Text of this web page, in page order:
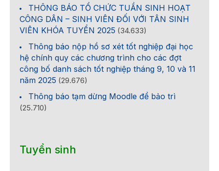
THÔNG BÁO TỔ CHỨC TUẦN SINH HOẠT
CÔNG DÂN – SINH VIÊN ĐỐI VỚI TÂN SINH
VIÊN KHÓA TUYỂN 2025 (34.633)
Thông báo nộp hồ sơ xét tốt nghiệp đại học
hệ chính quy các chương trình cho các đợt
công bố danh sách tốt nghiệp tháng 9, 10 và 11
năm 2025 (29.676)
Thông báo tạm dừng Moodle để bảo trì
(25.710)
Tuyển sinh